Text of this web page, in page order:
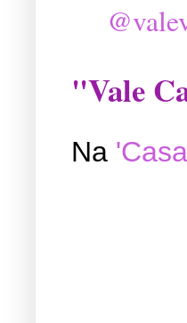
"Vale
Na